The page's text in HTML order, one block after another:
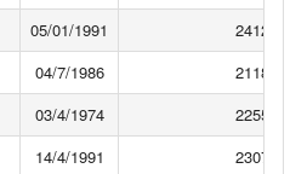
05/01/1991
04/7/1986
03/4/1974
14/4/1991